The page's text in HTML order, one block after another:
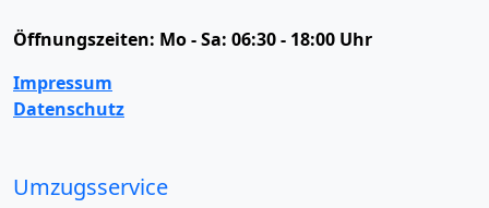
Öffnungszeiten: Mo - Sa: 06:30 - 18:00 Uhr
Impressum
Datenschutz
Umzugsservice